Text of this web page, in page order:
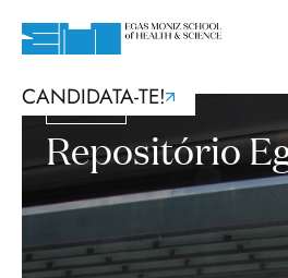
CANDIDATA-TE!
Biblioteca
Repositório